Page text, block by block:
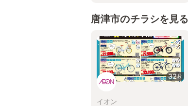
唐津市のチラシを見る
32枚
イオン